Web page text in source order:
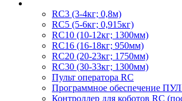
RC3 (3-4кг; 0,8м)
RC5 (5-6кг; 0,915кг)
RC10 (10-12кг; 1300мм)
RC16 (16-18кг; 950мм)
RC20 (20-23кг; 1750мм)
RC30 (30-33кг; 1300мм)
Пульт оператора RC
Программное обеспечение
Контроллер для коботов RC